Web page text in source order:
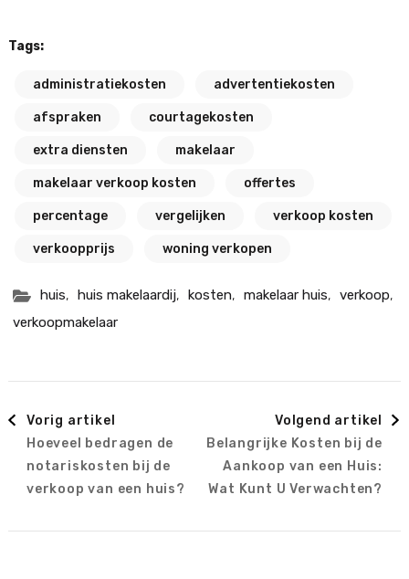
Tags:
administratiekosten advertentiekosten
afspraken courtagekosten
extra diensten makelaar
makelaar verkoop kosten offertes
percentage vergelijken verkoop kosten
verkoopprijs woning verkopen
huis, huis makelaardij, kosten, makelaar huis, verkoop,
verkoopmakelaar
Berichtnavigatie
Vorig artikel
Hoeveel bedragen de
notariskosten bij de
verkoop van een huis?
Volgend artikel
Belangrijke Kosten bij de
Aankoop van een Huis:
Wat Kunt U Verwachten?